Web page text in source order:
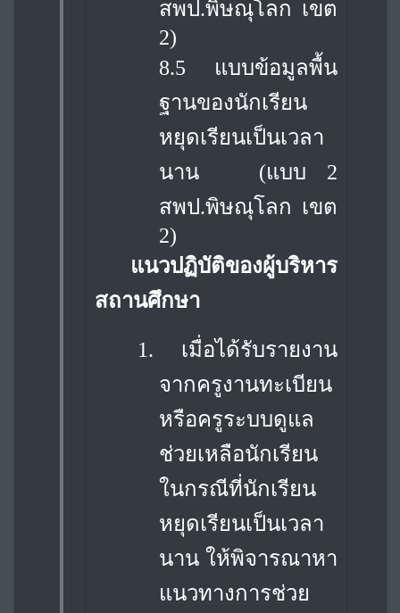
สพป.พิษณุโลก เขต
2)
8.5 แบบข้อมูลพื้น
ฐานของนักเรียน
หยุดเรียนเป็นเวลา
นาน(แบบ 2
สพป.พิษณุโลก เขต
2)
แนวปฏิบัติของผู้บริหาร
สถานศึกษา
1.
เมื่อได้รับรายงาน
จากครูงานทะเบียน
หรือครูระบบดูแล
ช่วยเหลือนักเรียน
ในกรณีที่นักเรียน
หยุดเรียนเป็นเวลา
นาน ให้พิจารณาหา
แนวทางการช่วย